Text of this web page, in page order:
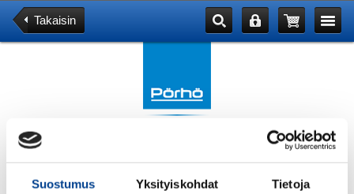
Suostumus Yksityiskohdat Tietoja
Takaisin
Tuotekategoriat